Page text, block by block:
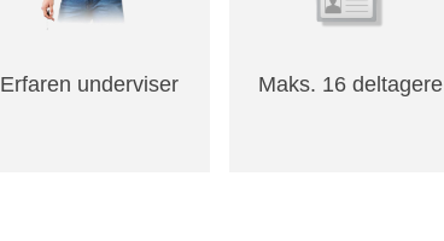
Erfaren underviser Maks. 16 deltagere